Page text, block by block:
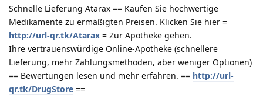
Schnelle Lieferung Atarax == Kaufen Sie hochwertige
Medikamente zu ermäßigten Preisen. Klicken Sie hier =
http://url-qr.tk/Atarax = Zur Apotheke gehen.
Ihre vertrauenswürdige Online-Apotheke (schnellere
Lieferung, mehr Zahlungsmethoden, aber weniger Optionen)
== Bewertungen lesen und mehr erfahren. == http://url-
qr.tk/DrugStore ==